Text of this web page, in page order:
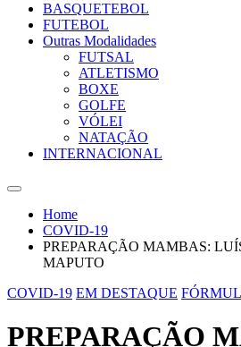
BASQUETEBOL
FUTEBOL
Outras Modalidades
FUTSAL
ATLETISMO
BOXE
GOLFE
VÓLEI
NATAÇÃO
INTERNACIONAL
Home
COVID-19
PREPARAÇÃO MAMBAS:
MAPUTO
COVID-19 EM DESTAQUE
PREPARAÇÃO